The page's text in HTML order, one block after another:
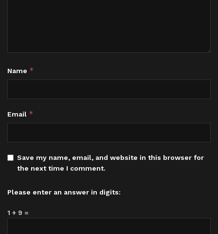
Name *
Email *
Save my name, email, and website in this browser for
the next time I comment.
Please enter an answer in digits:
1 + 9 =